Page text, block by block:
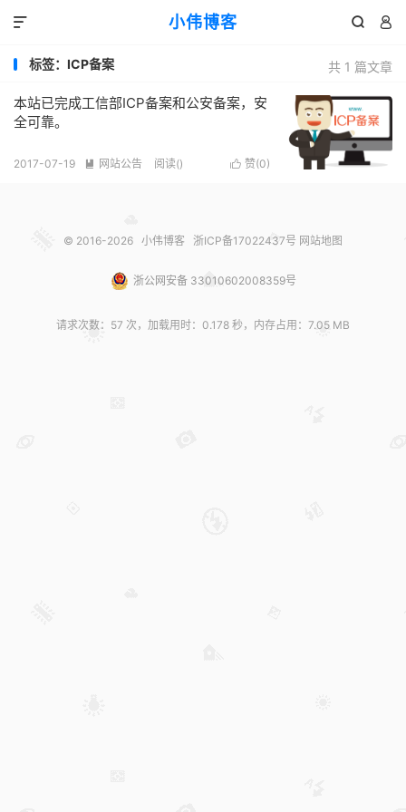
小伟博客  

共 1 篇文章
标签：ICP备案
本站已完成工信部ICP备案和公安备案，安
全可靠。
 赞(0)
2017-07-19  网站公告 阅读()
© 2016-2026 小伟博客 浙ICP备17022437号 网站地图
浙公网安备 33010602008359号
请求次数：57 次，加载用时：0.178 秒，内存占用：7.05 MB